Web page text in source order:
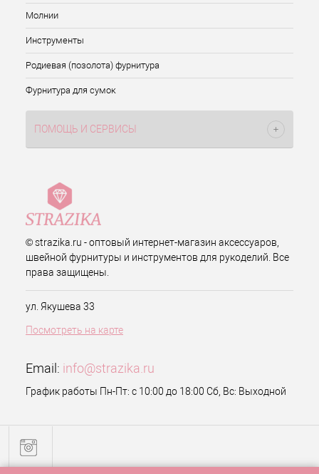
Молнии
Инструменты
Родиевая (позолота) фурнитура
Фурнитура для сумок
ПОМОЩЬ И СЕРВИСЫ
© strazika.ru - оптовый интернет-магазин аксессуаров,
швейной фурнитуры и инструментов для рукоделий. Все
права защищены.
ул. Якушева 33
Посмотреть на карте
Email: info@strazika.ru
График работы Пн-Пт: с 10:00 до 18:00 Сб, Вс: Выходной